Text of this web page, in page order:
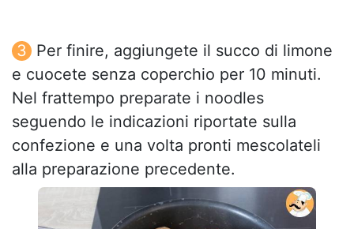
Per finire, aggiungete il succo di limone
e cuocete senza coperchio per 10 minuti.
Nel frattempo preparate i noodles
seguendo le indicazioni riportate sulla
confezione e una volta pronti mescolateli
alla preparazione precedente.